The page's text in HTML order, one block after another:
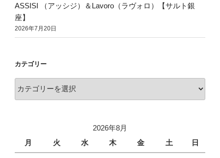
ASSISI （アッシジ）＆Lavoro（ラヴォロ）【サルト銀
座】
2026年7月20日
カテゴリー
2026年8月
月
火 水 木 金 土 日